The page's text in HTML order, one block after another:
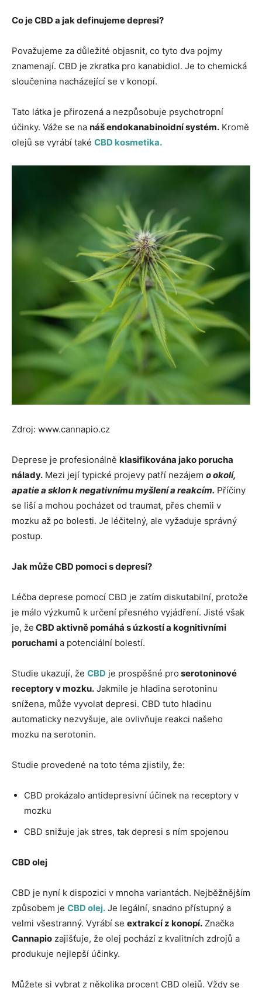
Co je CBD a jak definujeme depresi?
Považujeme za důležité objasnit, co tyto dva pojmy
znamenají. CBD je zkratka pro kanabidiol. Je to chemická
sloučenina nacházející se v konopí.
Tato látka je přirozená a nezpůsobuje psychotropní
účinky. Váže se na náš endokanabinoidní systém. Kromě
olejů se vyrábí také CBD kosmetika.
Zdroj: www.cannapio.cz
Deprese je profesionálně klasifikována jako porucha
nálady. Mezi její typické projevy patří nezájem o okolí,
apatie a sklon k negativnímu myšlení a reakcím. Příčiny
se liší a mohou pocházet od traumat, přes chemii v
mozku až po bolesti. Je léčitelný, ale vyžaduje správný
postup.
Jak může CBD pomoci s depresí?
Léčba deprese pomocí CBD je zatím diskutabilní, protože
je málo výzkumů k určení přesného vyjádření. Jisté však
je, že CBD aktivně pomáhá s úzkostí a kognitivními
poruchami a potenciální bolestí.
Studie ukazují, že CBD je prospěšné pro serotoninové
receptory v mozku. Jakmile je hladina serotoninu
snížena, může vyvolat depresi. CBD tuto hladinu
automaticky nezvyšuje, ale ovlivňuje reakci našeho
mozku na serotonin.
Studie provedené na toto téma zjistily, že:
CBD prokázalo antidepresivní účinek na receptory v
mozku
CBD snižuje jak stres, tak depresi s ním spojenou
CBD olej
CBD je nyní k dispozici v mnoha variantách. Nejběžnějším
způsobem je CBD olej. Je legální, snadno přístupný a
velmi všestranný. Vyrábí se extrakcí z konopí. Značka
Cannapio zajišťuje, že olej pochází z kvalitních zdrojů a
produkuje nejlepší účinky.
Můžete si vybrat z několika procent CBD olejů. Vždy se